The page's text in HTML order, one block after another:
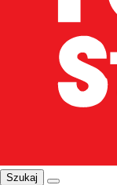
Szukaj